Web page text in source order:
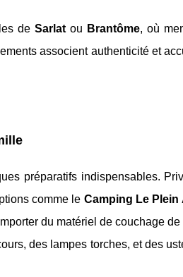
de Sarlat ou Brantôme, où
associent authenticité et
préparatifs indispensables.
comme le Camping Le
du matériel de couchage
des lampes torches, et des